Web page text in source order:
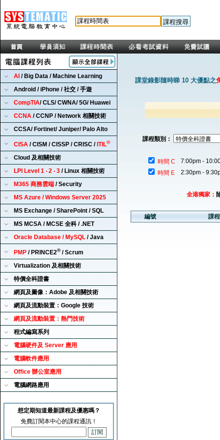
AI / Big Data / Machine Learning
Android / iPhone / 社交 / 手遊
CompTIA/ CLS/ CWNA/ 5G/ Huawei
CCNA / CCNP / Network 相關技術
CCSA/ Fortinet/ Juniper/ Palo Alto
CISA / CISM / CISSP / CRISC / ITIL®
Cloud 及相關技術
LPI Level 1 ‧ 2 ‧ 3 / Linux 相關技術
M365 商務雲端 / Security
MS Azure / Windows Server 2025
MS Exchange / SharePoint / SQL
MS MCSA / MCSE 全科 / .NET
Oracle Database / MySQL / Java
PMP / PRINCE2®/ Scrum
Virtualization 及相關技術
特價全科證書
網頁及圖像：Adobe 及相關技術
網頁及流動裝置：Google 技術
網頁及流動裝置：熱門技術
程式編寫系列
電腦硬件及 Server 應用
電腦軟件應用
Office 辦公室應用
電腦網路應用
想定期知道最新課程及優惠嗎？
免費訂閱本中心的課程通訊！
課堂錄影隨時睇 10 大優點之
課程類別：
時間 C
7:00pm -
時間 E
2:30pm -
全港獨家：
編號 課